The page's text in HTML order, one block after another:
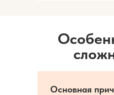
Основная